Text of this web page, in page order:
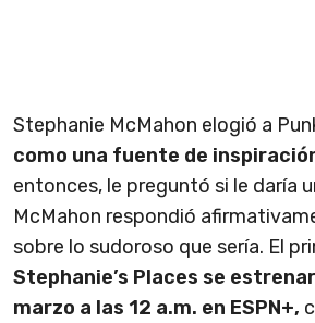
Stephanie McMahon elogió a
como una fuente de
entonces, le preguntó si le daría
McMahon respondió
sobre lo sudoroso que sería. El
Stephanie’s Places se
marzo a las 12 a.m. en ESPN+,